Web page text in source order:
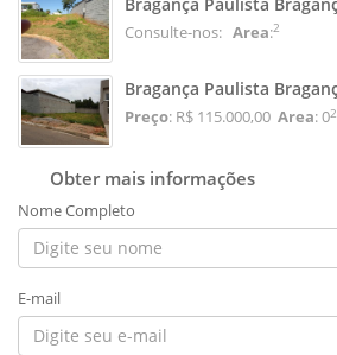
Consulte-nos: Area:2
Bragança Paulista
Preço: R$ 115.000,00 Area: 02
Obter mais informações
Nome Completo
E-mail